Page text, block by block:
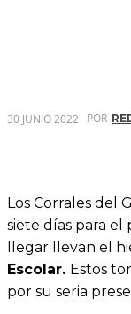
30 JUNIO 2022 POR
Los Corrales del
siete días para el
llegar llevan el
Escolar. Estos
por su seria